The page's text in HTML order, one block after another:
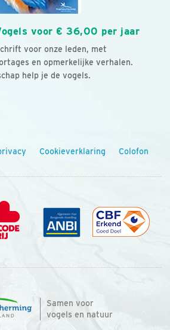
voor € 36,00 per jaar
voor onze leden, met
en opmerkelijke verhalen.
help je de vogels.
Cookieverklaring Colofon
Samen voor
vogels en natuur